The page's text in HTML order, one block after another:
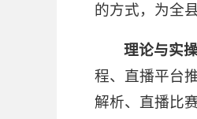
的方式，为全
理论与实
程、直播平台
解析、直播比